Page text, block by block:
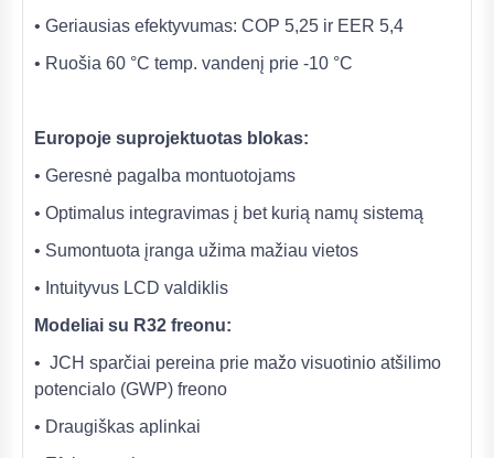
• Geriausias efektyvumas: COP 5,25 ir EER 5,4
• Ruošia 60 °C temp. vandenį prie -10 °C
Europoje suprojektuotas blokas:
• Geresnė pagalba montuotojams
• Optimalus integravimas į bet kurią namų sistemą
• Sumontuota įranga užima mažiau vietos
• Intuityvus LCD valdiklis
Modeliai su R32 freonu:
• JCH sparčiai pereina prie mažo visuotinio atšilimo
potencialo (GWP) freono
• Draugiškas aplinkai